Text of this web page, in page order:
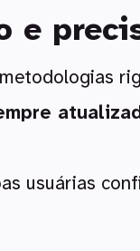
e
usuárias